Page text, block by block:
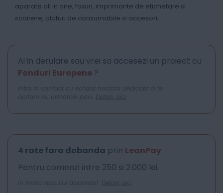
aparate all in one, faxuri, imprimante de etichetare si
scanere, alaturi de consumabile si accesorii.
Ai in derulare sau vrei sa accesezi un proiect cu
Fonduri Europene ?
Intra in contact cu echipa noastra dedicata si te
ajutam cu urmatorii pasi. Detalii aici
4 rate fara dobanda prin LeanPay.
Pentru comenzi intre 250 si 2.000 lei.
In limita stocului disponibil. Detalii aici